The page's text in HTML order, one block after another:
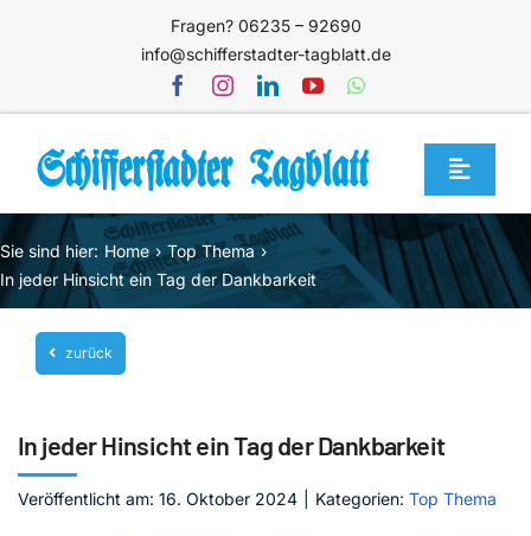
Fragen? 06235 – 92690
info@schifferstadter-tagblatt.de
Toggle
Home
Themen
Blog
Unternehmen
Mediathek
Sie sind hier: Home
Top Thema
In jeder Hinsicht ein Tag der Dankbarkeit
zurück
In jeder Hinsicht ein Tag der Dankbarkeit
Veröffentlicht am: 16. Oktober 2024 Kategorien: Top Thema